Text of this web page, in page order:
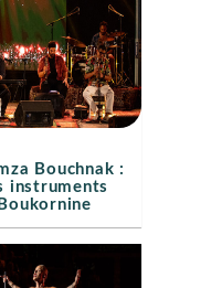
Bouchnak :
instruments